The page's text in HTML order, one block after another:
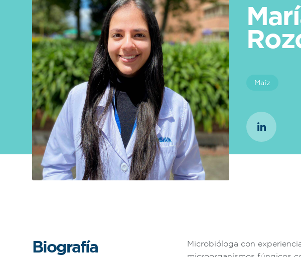
Sobre
FONTAGRO
FONTAGRO es un mecanismo de
cooperación único que fomenta la
inversión en innovación en el sector
agroalimentario de América Latina y El
Caribe, y promueve plataformas
regionales públicas y privadas. Sar
Conocer más
Maíz
Biografía
Microbióloga con